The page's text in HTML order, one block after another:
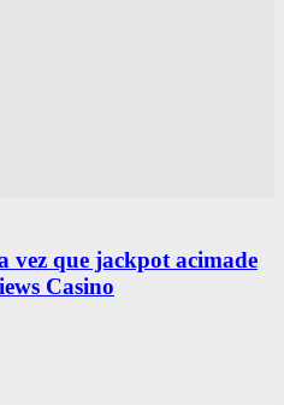
vez que jackpot acimade
Casino